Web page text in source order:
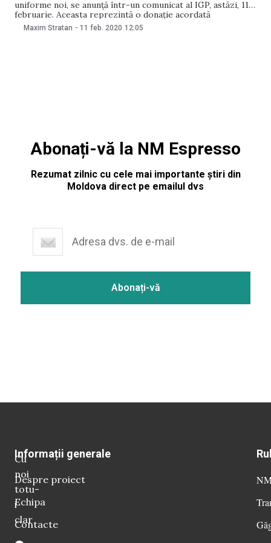
uniforme noi, se anunță într-un comunicat al IGP, astăzi, 11
februarie. Aceasta reprezintă o donație acordată
Ministerului Afacerilor Interne (MAI) din partea
Maxim Stratan - 11 feb. 2020 12:05
Abonați-vă la NM Espresso
Rezumat zilnic cu cele mai importante știri din
Moldova direct pe emailul dvs
Cu
noi
totu-
i
clar
Informații generale
Despre proiect
Echipa
Contacte